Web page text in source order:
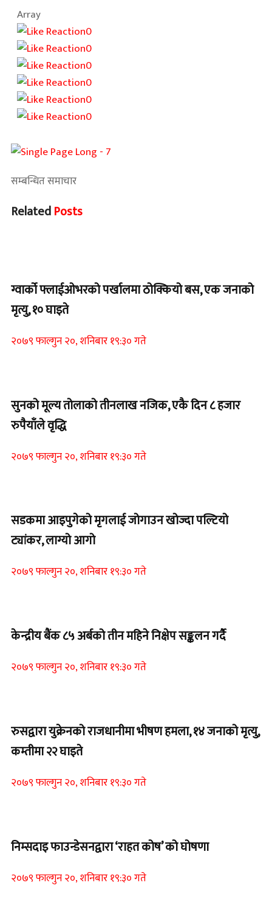
Array
0
0
0
0
0
0
सम्बन्धित समाचार
RelatedPosts
ग्वार्को फ्लाईओभरको पर्खालमा ठोक्कियो बस, एक जनाको
मृत्यु, १० घाइते
२०७९ फाल्गुन २०, शनिबार १९:३० गते
सुनको मूल्य तोलाको तीनलाख नजिक, एकै दिन ८ हजार
रुपैयाँले वृद्धि
२०७९ फाल्गुन २०, शनिबार १९:३० गते
सडकमा आइपुगेको मृगलाई जोगाउन खोज्दा पल्टियो
ट्यांकर, लाग्यो आगो
२०७९ फाल्गुन २०, शनिबार १९:३० गते
केन्द्रीय बैंक ८५ अर्बको तीन महिने निक्षेप सङ्कलन गर्दै
२०७९ फाल्गुन २०, शनिबार १९:३० गते
रुसद्वारा युक्रेनको राजधानीमा भीषण हमला, १४ जनाको मृत्यु,
कम्तीमा २२ घाइते
२०७९ फाल्गुन २०, शनिबार १९:३० गते
निम्सदाइ फाउन्डेसनद्वारा ‘राहत कोष’ को घोषणा
२०७९ फाल्गुन २०, शनिबार १९:३० गते